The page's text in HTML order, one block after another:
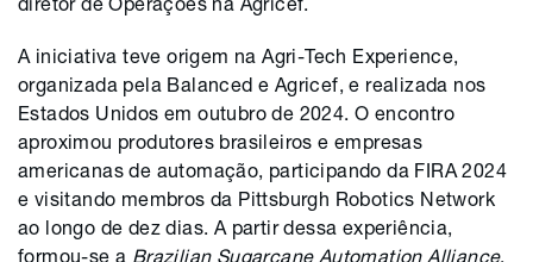
A iniciativa teve origem na Agri-Tech Experience,
organizada pela Balanced e Agricef, e realizada nos
Estados Unidos em outubro de 2024. O encontro
aproximou produtores brasileiros e empresas
americanas de automação, participando da FIRA 2024
e visitando membros da Pittsburgh Robotics Network
ao longo de dez dias. A partir dessa experiência,
formou-se a Brazilian Sugarcane Automation Alliance,